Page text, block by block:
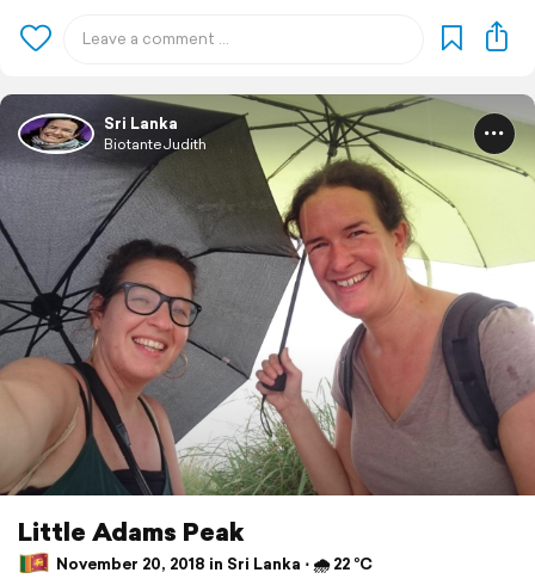
Sri Lanka
BiotanteJudith
Little Adams Peak
November 20, 2018 in Sri Lanka ⋅ 🌧 22 °C